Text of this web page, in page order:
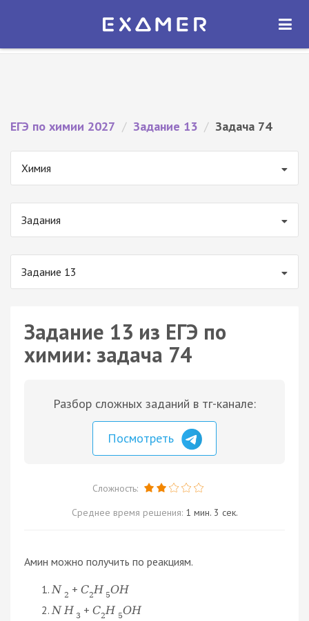
Экзамер — ЕГЭ 2027
ОТКРЫТЬ
ЕГЭ по химии 2027 / Задание 13 / Задача 74
Химия
Задания
Задание 13
Задание 13 из ЕГЭ по
химии: задача 74
Разбор сложных заданий в тг-канале:
Посмотреть
Сложность:
Среднее время решения: 1 мин. 3 сек.
Амин можно получить по реакциям.
N 2 + C2H 5OH
N H 3 +C2H 5OH